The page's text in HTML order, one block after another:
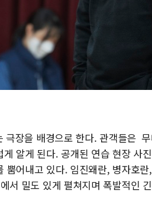
장을 배경으로 한다. 관객들은
알게 된다. 공개된 연습 현장 사
어내고 있다. 임진왜란, 병자호
서 밀도 있게 펼쳐지며 폭발적인